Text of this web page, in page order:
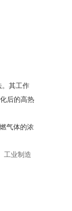
。其工作
后的高热
气体的浓
工业制造